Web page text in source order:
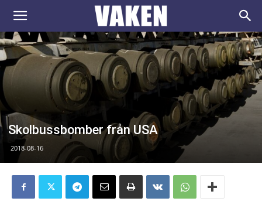
VAKEN.se
Skolbussbomber från USA
2018-08-16